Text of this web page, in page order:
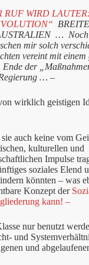
RUF WIRD LAUTER:
…
mir solch
vereint mit einem
Ende der
… –
wirklich geistigen
auch keine vom
kulturellen und
Impulse
soziales Elend
könnten – was
Konzept der
kann! –
nur benutzt
und
und